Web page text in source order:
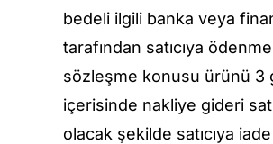
bedeli ilgili banka veya
tarafından satıcıya
sözleşme konusu ürünü 3
içerisinde nakliye gideri
olacak şekilde satıcıya